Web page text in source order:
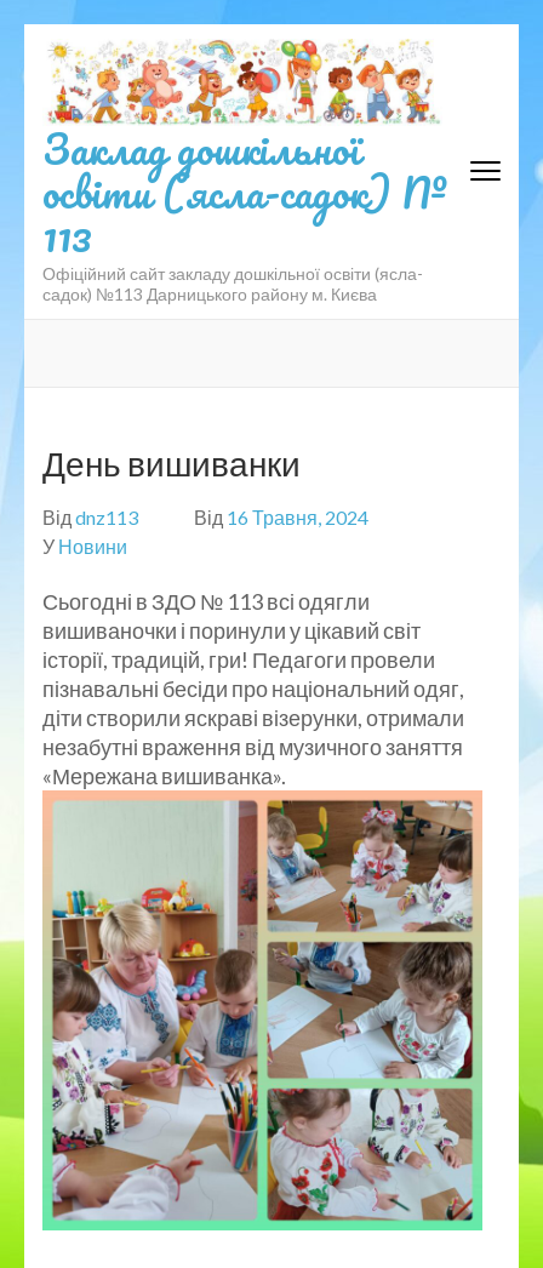
Перейти
до
вмісту
(натисніть
Enter)
Заклад дошкільної
освіти (ясла-садок) №
113
Офіційний сайт закладу дошкільної освіти (ясла-
садок) №113 Дарницького району м. Києва
День вишиванки
Від dnz113 Від 16 Травня, 2024
У Новини
Сьогодні в ЗДО № 113 всі одягли
вишиваночки і поринули у цікавий світ
історії, традицій, гри! Педагоги провели
пізнавальні бесіди про національний одяг,
діти створили яскраві візерунки, отримали
незабутні враження від музичного заняття
«Мережана вишиванка».